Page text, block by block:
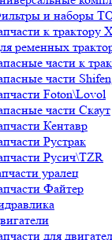
и наборы
к трактору
ременных
части к
части
Foton\Lovol
части Скаут
Кентавр
Рустрак
Русич\TZR
уралец
Файтер
для